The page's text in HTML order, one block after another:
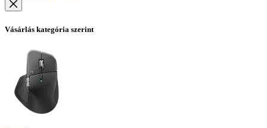
Vásárlás kategória szerint